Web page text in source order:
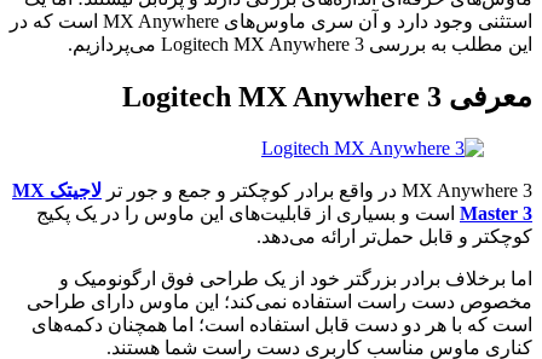
استثنی وجود دارد و آن سری ماوس‌های MX Anywhere است که در
این مطلب به بررسی Logitech MX Anywhere 3 می‌پردازیم.
معرفی Logitech MX Anywhere 3
MX Anywhere 3 در واقع برادر کوچکتر و جمع و جور تر
لاجیتک MX
Master 3 است و بسیاری از قابلیت‌های این ماوس را در یک پکیج
کوچکتر و قابل حمل‌تر ارائه می‌دهد.
اما برخلاف برادر بزرگتر خود از یک طراحی فوق ارگونومیک و
مخصوص دست راست استفاده نمی‌کند؛ این ماوس دارای طراحی
است که با هر دو دست قابل استفاده است؛ اما همچنان دکمه‌های
کناری ماوس مناسب کاربری دست راست شما هستند.